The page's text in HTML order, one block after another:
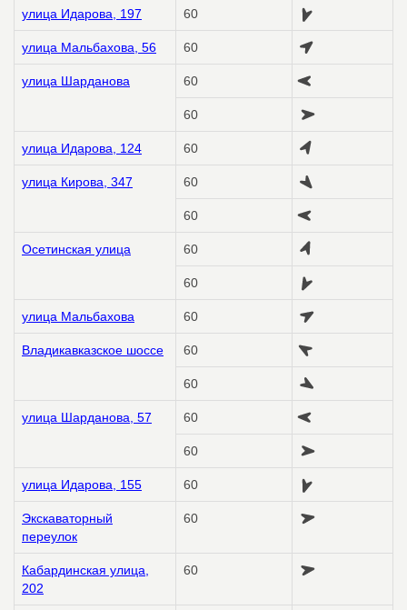
улица Идарова, 197 60
улица Мальбахова, 56 60
улица Шарданова 60
60
улица Идарова, 124 60
улица Кирова, 347 60
60
Осетинская улица 60
60
улица Мальбахова 60
Владикавказское шоссе 60
60
улица Шарданова, 57 60
60
улица Идарова, 155 60
Экскаваторный
переулок
60
Кабардинская улица,
202
60